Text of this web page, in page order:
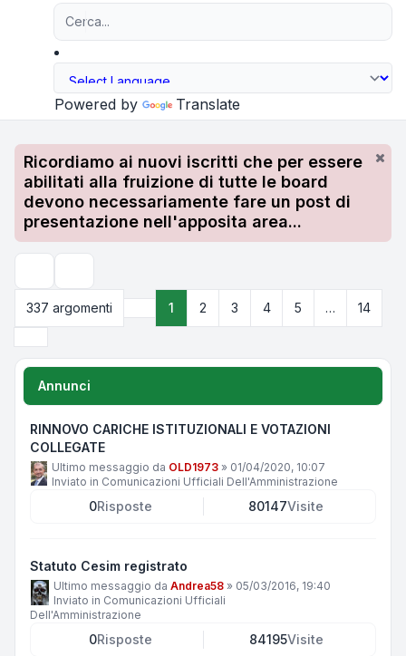
Powered by Translate
Ricordiamo ai nuovi iscritti che per essere
abilitati alla fruizione di tutte le board
devono necessariamente fare un post di
presentazione nell'apposita area...
337 argomenti
Pagina di14
1 2 3 4 5 …
14
Annunci
RINNOVO CARICHE ISTITUZIONALI E VOTAZIONI
COLLEGATE
Ultimo messaggio da OLD1973 » 01/04/2020, 10:07
Inviato in Comunicazioni Ufficiali Dell'Amministrazione
0Risposte 80147Visite
Statuto Cesim registrato
Ultimo messaggio da Andrea58 » 05/03/2016, 19:40
Inviato in Comunicazioni Ufficiali
Dell'Amministrazione
0Risposte 84195Visite